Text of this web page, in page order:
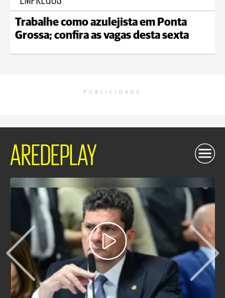
Trabalhe como azulejista em Ponta
Grossa; confira as vagas desta sexta
PUBLICIDADE
AREDEPLAY